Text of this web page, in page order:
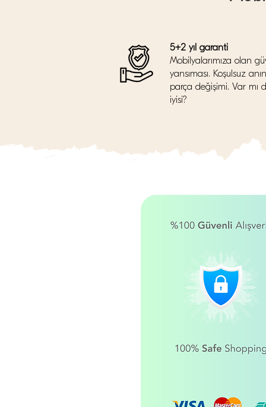
5+2 yıl garanti
Mobilyalarımıza olan
yansıması. Koşulsuz
parça değişimi. Var mı
iyisi?